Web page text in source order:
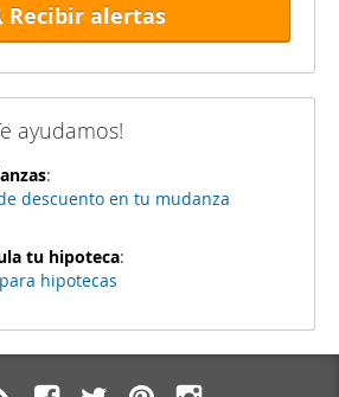
Recibir alertas
ayudamos!
:
descuento en tu mudanza
tu hipoteca:
hipotecas